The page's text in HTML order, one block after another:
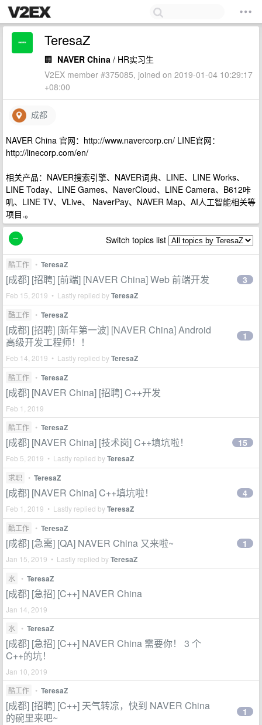
TeresaZ
🏢 NAVER China / HR实习生
V2EX member #375085, joined on 2019-01-04 10:29:17
+08:00
成都
NAVER China 官网：http://www.navercorp.cn/ LINE官网：
http://linecorp.com/en/
相关产品：NAVER搜索引擎、NAVER词典、LINE、LINE Works、
LINE Today、LINE Games、NaverCloud、LINE Camera、B612咔
叽、LINE TV、VLive、 NaverPay、NAVER Map、AI人工智能相关等
项目.。
Switch topics list
酷工作 • TeresaZ
[成都] [招聘] [前端] [NAVER China] Web 前端开发
Feb 15, 2019 • Lastly replied byTeresaZ
3
酷工作 • TeresaZ
[成都] [招聘] [新年第一波] [NAVER China] Android
高级开发工程师！！
Feb 14, 2019 • Lastly replied byTeresaZ
1
酷工作 • TeresaZ
[成都] [NAVER China] [招聘] C++开发
Feb 1, 2019
酷工作
• TeresaZ
[成都] [NAVER China] [技术岗] C++填坑啦！
Feb 5, 2019 • Lastly replied byTeresaZ
15
求职 • TeresaZ
[成都] [NAVER China] C++填坑啦！
Feb 1, 2019 • Lastly replied byTeresaZ
4
酷工作 • TeresaZ
[成都] [急需] [QA] NAVER China 又来啦~
Jan 15, 2019 • Lastly replied byTeresaZ
1
水 • TeresaZ
[成都] [急招] [C++] NAVER China
Jan 14, 2019
水
• TeresaZ
[成都] [急招] [C++] NAVER China 需要你！ 3 个
C++的坑！
Jan 10, 2019
酷工作
• TeresaZ
[成都] [招聘] [C++] 天气转凉，快到 NAVER China
的碗里来吧~
1